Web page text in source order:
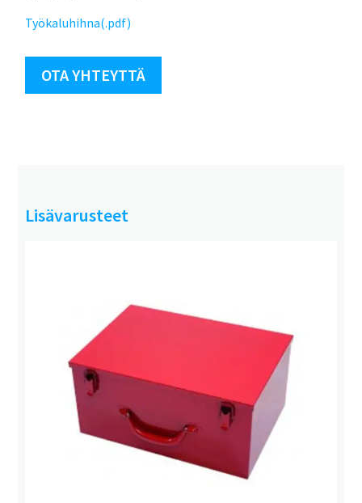
Työkaluhihna(.pdf)
OTA YHTEYTTÄ
Lisävarusteet